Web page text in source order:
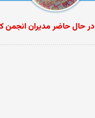
در حال حاضر مدیران انجمن